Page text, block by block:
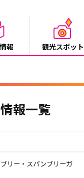
報 観光スポット
報一覧
リー・スパンブリーガ